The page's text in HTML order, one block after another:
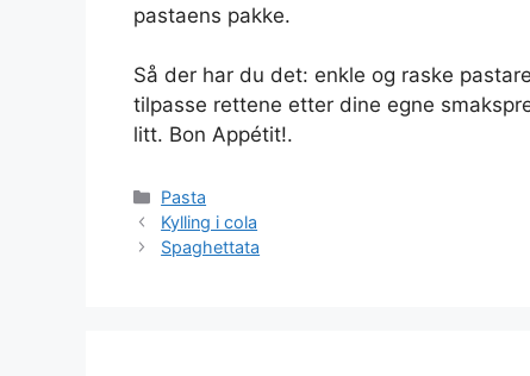
pastaens pakke.
Så der har du det: enkle og raske
tilpasse rettene etter dine egne
litt. Bon Appétit!.
Kategorier
Pasta
Kylling i cola
Spaghettata